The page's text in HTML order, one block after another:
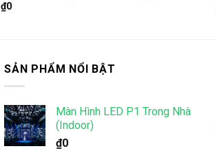
₫0
SẢN PHẨM NỔI BẬT
Màn Hình LED P1 Trong Nhà
(Indoor)
₫0